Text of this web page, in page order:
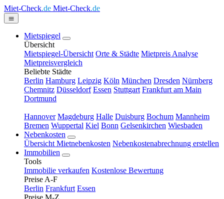
Miet-Check.de Miet-Check.de
Mietspiegel
Übersicht
Mietspiegel-Übersicht Orte & Städte Mietpreis Analyse
Mietpreisvergleich
Beliebte Städte
Berlin Hamburg Leipzig Köln München Dresden Nürnberg
Chemnitz Düsseldorf Essen Stuttgart Frankfurt am Main
Dortmund
Hannover Magdeburg Halle Duisburg Bochum Mannheim
Bremen Wuppertal Kiel Bonn Gelsenkirchen Wiesbaden
Nebenkosten
Übersicht Mietnebenkosten Nebenkostenabrechnung erstellen
Immobilien
Tools
Immobilie verkaufen Kostenlose Bewertung
Preise A-F
Berlin Frankfurt Essen